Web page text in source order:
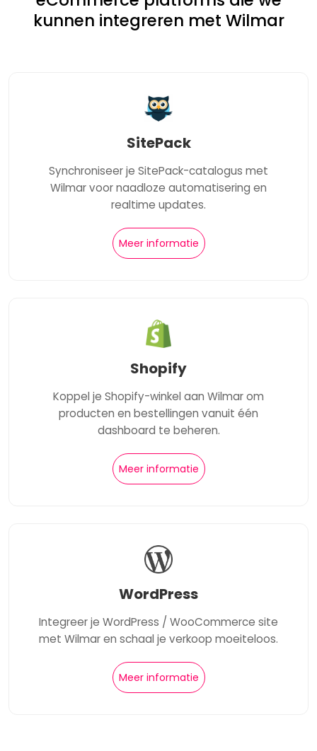
kunnen integreren met Wilmar
SitePack
Synchroniseer je SitePack-catalogus met
Wilmar voor naadloze automatisering en
realtime updates.
Meer informatie
Shopify
Koppel je Shopify-winkel aan Wilmar om
producten en bestellingen vanuit één
dashboard te beheren.
Meer informatie
WordPress
Integreer je WordPress / WooCommerce site
met Wilmar en schaal je verkoop moeiteloos.
Meer informatie